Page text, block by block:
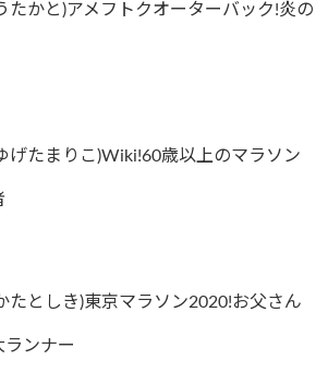
たかと)アメフトクオーターバック!炎の
げたまりこ)Wiki!60歳以上のマラソン
たとしき)東京マラソン2020!お父さん
ランナー